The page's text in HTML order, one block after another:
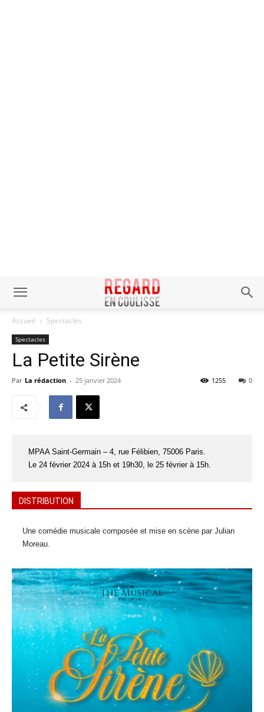
Accueil Spectacles
Spectacles
La Petite Sirène
Par La rédaction - 25 janvier 2024 0
1255
MPAA Saint-Germain – 4, rue Félibien, 75006 Paris.
Le 24 février 2024 à 15h et 19h30, le 25 février à 15h.
DISTRIBUTION
Une comédie musicale composée et mise en scène par Julian
Moreau.